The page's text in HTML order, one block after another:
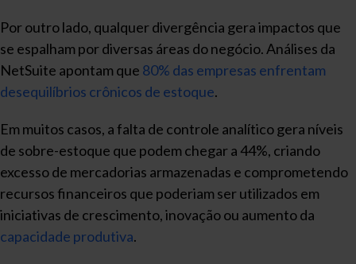
Por outro lado, qualquer divergência gera impactos que
se espalham por diversas áreas do negócio. Análises da
NetSuite apontam que 80% das empresas enfrentam
desequilíbrios crônicos de estoque.
Em muitos casos, a falta de controle analítico gera níveis
de sobre-estoque que podem chegar a 44%, criando
excesso de mercadorias armazenadas e comprometendo
recursos financeiros que poderiam ser utilizados em
iniciativas de crescimento, inovação ou aumento da
capacidade produtiva.